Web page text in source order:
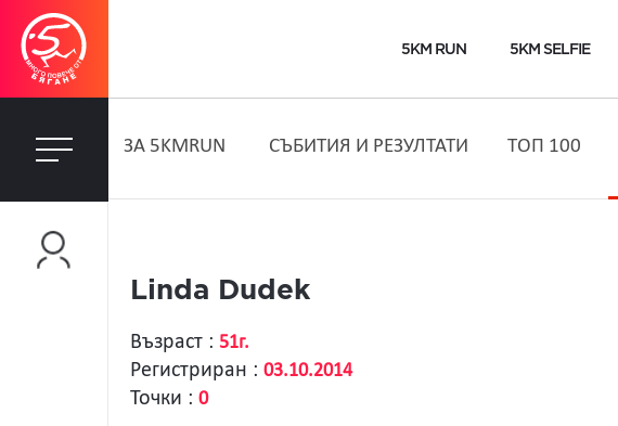
5KM RUN 5KM SELFIE
ЗA 5KMRUN СЪБИТИЯ И РЕЗУЛТАТИ ТОП 100
Linda Dudek
Възраст : 51г.
Регистриран : 03.10.2014
Точки : 0